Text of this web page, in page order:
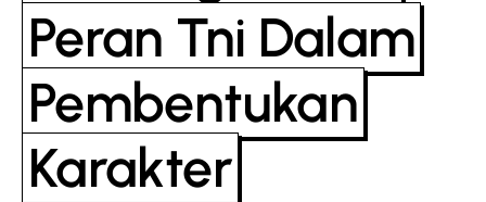
Peran Tni Dalam
Pembentukan
Karakter